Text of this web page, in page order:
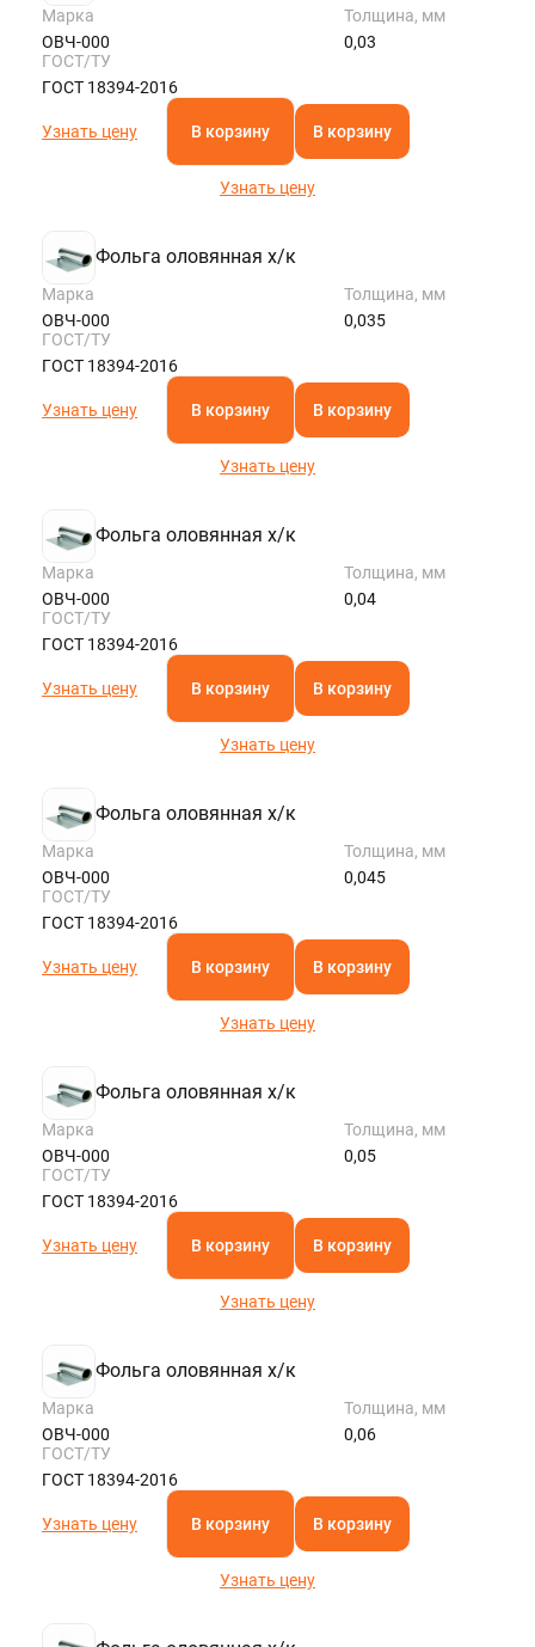
Марка
ОВЧ-000
Толщина, мм
0,03
ГОСТ/ТУ
ГОСТ 18394-2016
Узнать цену В корзину В корзину
Узнать цену
Фольга оловянная х/к
Марка
ОВЧ-000
Толщина, мм
0,035
ГОСТ/ТУ
ГОСТ 18394-2016
Узнать цену В корзину В корзину
Узнать цену
Фольга оловянная х/к
Марка
ОВЧ-000
Толщина, мм
0,04
ГОСТ/ТУ
ГОСТ 18394-2016
Узнать цену В корзину В корзину
Узнать цену
Фольга оловянная х/к
Марка
ОВЧ-000
Толщина, мм
0,045
ГОСТ/ТУ
ГОСТ 18394-2016
Узнать цену В корзину В корзину
Узнать цену
Фольга оловянная х/к
Марка
ОВЧ-000
Толщина, мм
0,05
ГОСТ/ТУ
ГОСТ 18394-2016
Узнать цену В корзину В корзину
Узнать цену
Фольга оловянная х/к
Марка
ОВЧ-000
Толщина, мм
0,06
ГОСТ/ТУ
ГОСТ 18394-2016
Узнать цену В корзину В корзину
Узнать цену